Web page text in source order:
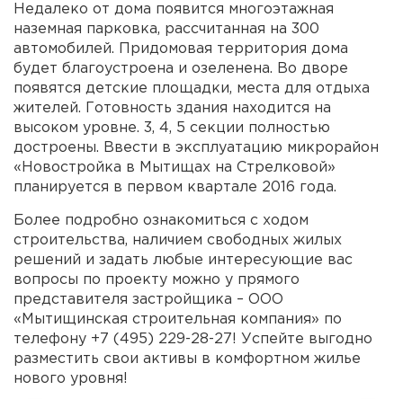
Недалеко от дома появится многоэтажная
наземная парковка, рассчитанная на 300
автомобилей. Придомовая территория дома
будет благоустроена и озеленена. Во дворе
появятся детские площадки, места для отдыха
жителей. Готовность здания находится на
высоком уровне. 3, 4, 5 секции полностью
достроены. Ввести в эксплуатацию микрорайон
«Новостройка в Мытищах на Стрелковой»
планируется в первом квартале 2016 года.
Более подробно ознакомиться с ходом
строительства, наличием свободных жилых
решений и задать любые интересующие вас
вопросы по проекту можно у прямого
представителя застройщика – ООО
«Мытищинская строительная компания» по
телефону +7 (495) 229-28-27! Успейте выгодно
разместить свои активы в комфортном жилье
нового уровня!